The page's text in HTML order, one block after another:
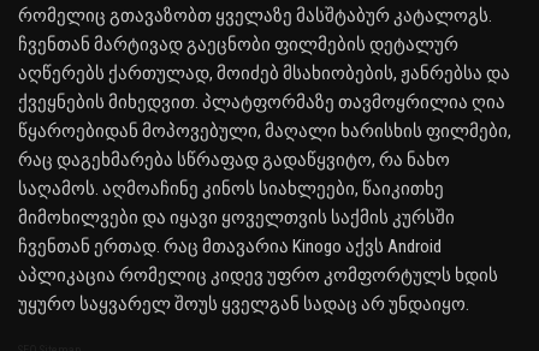
რომელიც გთავაზობთ ყველაზე მასშტაბურ კატალოგს.
ჩვენთან მარტივად გაეცნობი ფილმების დეტალურ
აღწერებს ქართულად, მოიძებ მსახიობების, ჟანრებსა და
ქვეყნების მიხედვით. პლატფორმაზე თავმოყრილია ღია
წყაროებიდან მოპოვებული, მაღალი ხარისხის ფილმები,
რაც დაგეხმარება სწრაფად გადაწყვიტო, რა ნახო
საღამოს. აღმოაჩინე კინოს სიახლეები, წაიკითხე
მიმოხილვები და იყავი ყოველთვის საქმის კურსში
ჩვენთან ერთად. რაც მთავარია Kinogo აქვს Android
აპლიკაცია რომელიც კიდევ უფრო კომფორტულს ხდის
უყურო საყვარელ შოუს ყველგან სადაც არ უნდაიყო.